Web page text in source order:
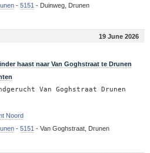
- 5151 - Duinweg, Drunen
19 June 2026
haast naar Van Goghstraat te Drunen
Van Goghstraat Drunen
Noord
- 5151 - Van Goghstraat, Drunen